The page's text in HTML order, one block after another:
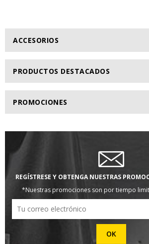
ACCESORIOS
PRODUCTOS DESTACADOS
PROMOCIONES
REGÍSTRESE Y OBTENGA NUESTRAS
*Nuestras promociones son por tiempo